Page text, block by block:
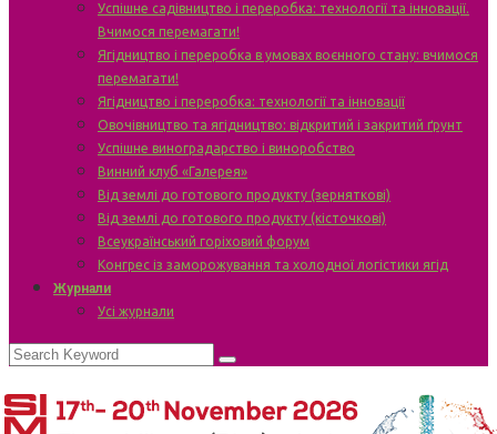
Успішне садівництво і переробка: технології та інновації.
Вчимося перемагати!
Ягідництво і переробка в умовах воєнного стану: вчимося
перемагати!
Ягідництво і переробка: технології та інновації
Овочівництво та ягідництво: відкритий і закритий ґрунт
Успішне виноградарство і виноробство
Винний клуб «Галерея»
Від землі до готового продукту (зерняткові)
Від землі до готового продукту (кісточкові)
Всеукраїнський горіховий форум
Конгрес із заморожування та холодної логістики ягід
Журнали
Усі журнали